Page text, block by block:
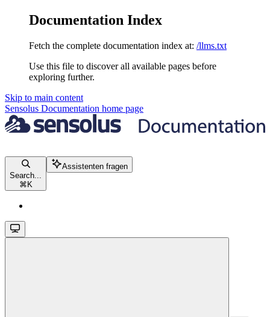
Documentation Index
Fetch the complete documentation index at: /llms.txt
Use this file to discover all available pages before
exploring further.
Skip to main content
Sensolus Documentation home page
Search...
⌘ K
Assistenten fragen